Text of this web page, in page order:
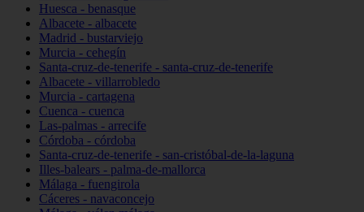
Huesca - benasque
Albacete - albacete
Madrid - bustarviejo
Murcia - cehegín
Santa-cruz-de-tenerife - santa-cruz-de-tenerife
Albacete - villarrobledo
Murcia - cartagena
Cuenca - cuenca
Las-palmas - arrecife
Córdoba - córdoba
Santa-cruz-de-tenerife - san-cristóbal-de-la-laguna
Illes-balears - palma-de-mallorca
Málaga - fuengirola
Cáceres - navaconcejo